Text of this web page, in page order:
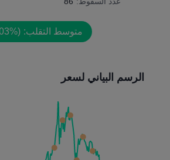
متوسط التقلب:
الرسم البياني لسعر